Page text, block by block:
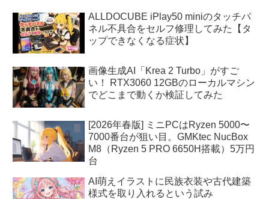
ALLDOCUBE iPlay50 miniのタッチパ
ネル不具合をセルフ修理してみた【タ
ップできなくなる症状】
画像生成AI「Krea 2 Turbo」がすご
い！ RTX3060 12GBのローカルマシン
でどこまで動くか検証してみた
[2026年春版] ミニPCはRyzen 5000〜
7000番台が狙い目。GMKtec NucBox
M8（Ryzen 5 PRO 6650H搭載）5万円
台
AI萌えイラストに民族衣装や古代建築
様式を取り入れるという試み